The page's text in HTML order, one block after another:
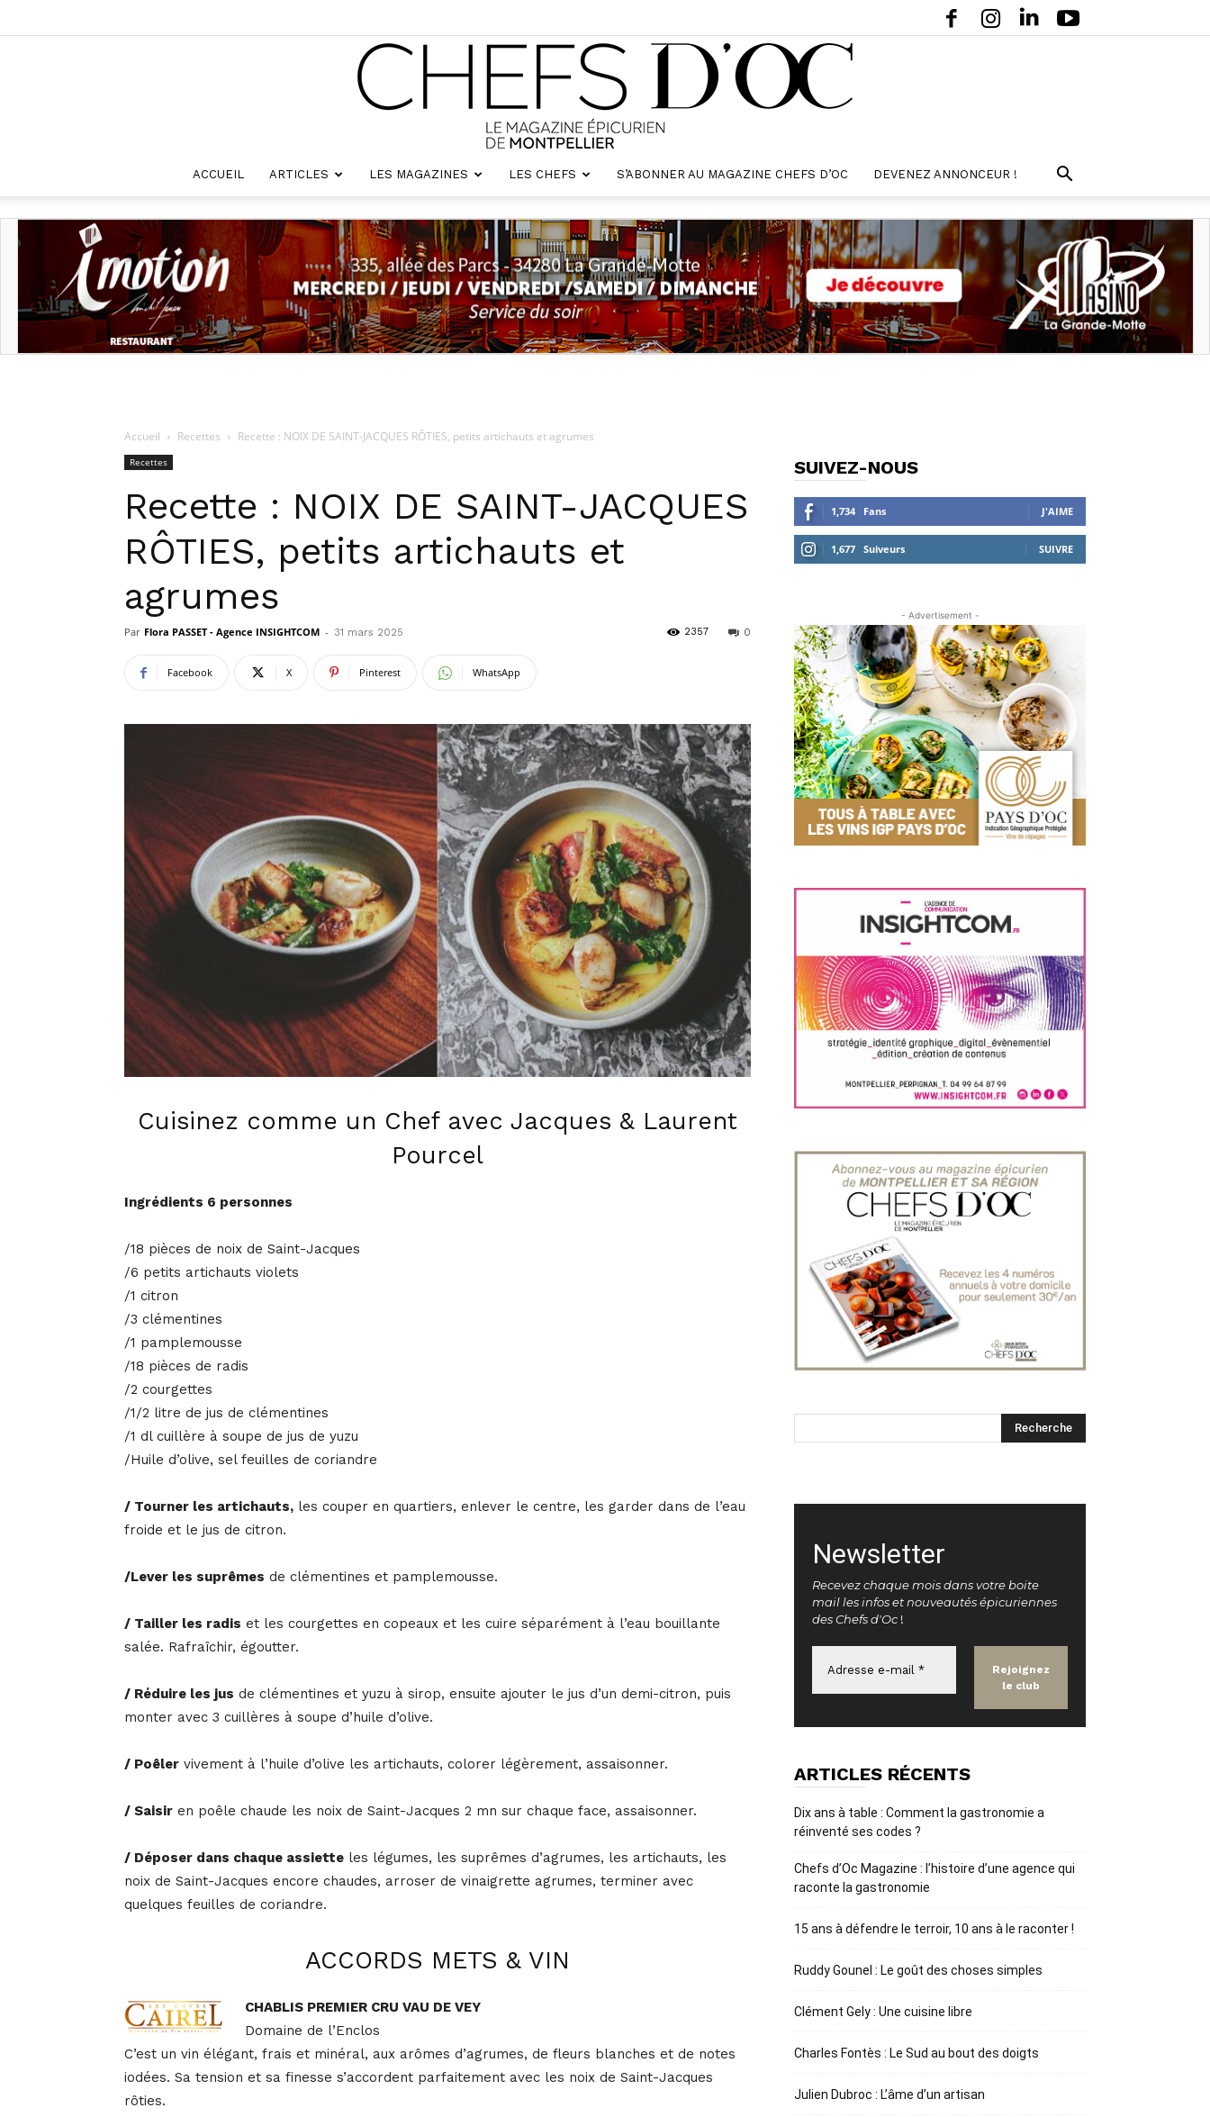
d'oc
ACCUEIL ARTICLES LES MAGAZINES LES CHEFS S’ABONNER AU MAGAZINE CHEFS D’OC DEVENEZ ANNONCEUR !
Accueil Recettes Recette : NOIX DE SAINT-JACQUES RÔTIES, petits artichauts et agrumes
Recettes
Recette : NOIX DE SAINT-JACQUES
RÔTIES, petits artichauts et
agrumes
Par Flora PASSET - Agence INSIGHTCOM - 31 mars 2025 0
2357
Facebook X Pinterest WhatsApp
Cuisinez comme un Chef avec Jacques & Laurent
Pourcel
Ingrédients 6 personnes
/18 pièces de noix de Saint-Jacques
/6 petits artichauts violets
/1 citron
/3 clémentines
/1 pamplemousse
/18 pièces de radis
/2 courgettes
/1/2 litre de jus de clémentines
/1 dl cuillère à soupe de jus de yuzu
/Huile d’olive, sel feuilles de coriandre
/ Tourner les artichauts, les couper en quartiers, enlever le centre, les garder dans de l’eau
froide et le jus de citron.
/Lever les suprêmes de clémentines et pamplemousse.
/ Tailler les radis et les courgettes en copeaux et les cuire séparément à l’eau bouillante
salée. Rafraîchir, égoutter.
/ Réduire les jus de clémentines et yuzu à sirop, ensuite ajouter le jus d’un demi-citron, puis
monter avec 3 cuillères à soupe d’huile d’olive.
/ Poêler vivement à l’huile d’olive les artichauts, colorer légèrement, assaisonner.
/ Saisir en poêle chaude les noix de Saint-Jacques 2 mn sur chaque face, assaisonner.
/ Déposer dans chaque assiette les légumes, les suprêmes d’agrumes, les artichauts, les
noix de Saint-Jacques encore chaudes, arroser de vinaigrette agrumes, terminer avec
quelques feuilles de coriandre.
ACCORDS METS & VIN
CHABLIS PREMIER CRU VAU DE VEY
Domaine de l’Enclos
C’est un vin élégant, frais et minéral, aux arômes d’agrumes, de fleurs blanches et de notes
iodées. Sa tension et sa finesse s’accordent parfaitement avec les noix de Saint-Jacques
rôties.
SUIVEZ-NOUS
1,734 Fans J'AIME
1,677 Suiveurs SUIVRE
- Advertisement -
Newsletter
Recevez chaque mois dans votre boite
mail les infos et nouveautés épicuriennes
des Chefs d'Oc !
ARTICLES RÉCENTS
Dix ans à table : Comment la gastronomie a
réinventé ses codes ?
Chefs d’Oc Magazine : l’histoire d’une agence qui
raconte la gastronomie
15 ans à défendre le terroir, 10 ans à le raconter !
Ruddy Gounel : Le goût des choses simples
Clément Gely : Une cuisine libre
Charles Fontès : Le Sud au bout des doigts
Julien Dubroc : L’âme d’un artisan